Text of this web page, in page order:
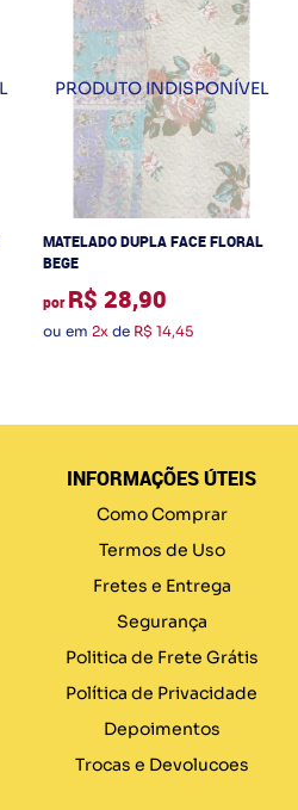
MATELADO DUPLA FACE FLORAL
BEGE
por R$ 28,90
ou em 2x de R$ 14,45
INFORMAÇÕES ÚTEIS
Como Comprar
Termos de Uso
Fretes e Entrega
Segurança
Politica de Frete Grátis
Política de Privacidade
Depoimentos
Trocas e Devolucoes